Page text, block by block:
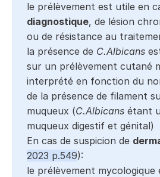
le prélèvement est utile en
diagnostique, de lésion
ou de résistance au
la présence de C.Albicans
sur un prélèvement cutané
interprété en fonction du
de la présence de filament
muqueux (C.Albicans étant
muqueux digestif et génital)
En cas de suspicion de
2023 p.549):
le prélèvement mycologique